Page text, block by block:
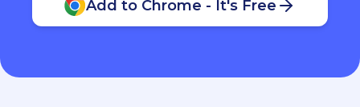
Add to Chrome - It's Free